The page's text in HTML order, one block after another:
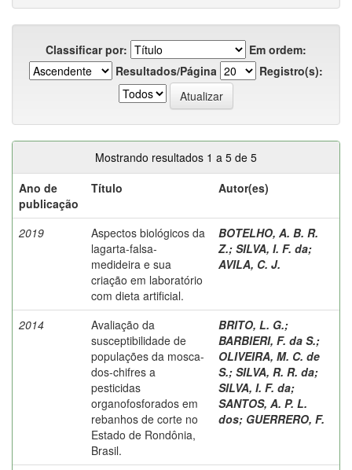
Classificar por:
Em ordem:
Resultados/Página
Registro(s):
Mostrando resultados 1 a 5 de 5
Ano de
publicação
Título Autor(es)
2019
Aspectos biológicos da
lagarta-falsa-
medideira e sua
criação em laboratório
com dieta artificial.
BOTELHO, A. B. R.
Z.; SILVA, I. F. da;
AVILA, C. J.
2014
Avaliação da
susceptibilidade de
populações da mosca-
dos-chifres a
pesticidas
organofosforados em
rebanhos de corte no
Estado de Rondônia,
Brasil.
BRITO, L. G.;
BARBIERI, F. da S.;
OLIVEIRA, M. C. de
S.; SILVA, R. R. da;
SILVA, I. F. da;
SANTOS, A. P. L.
dos; GUERRERO, F.